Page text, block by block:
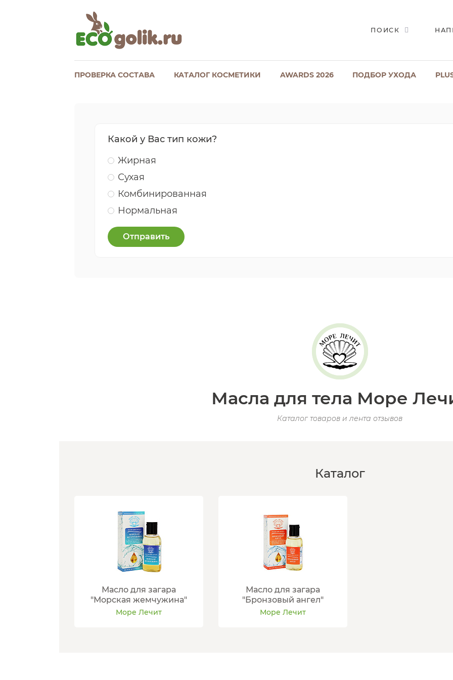
ПОИСК
ПРОВЕРКА СОСТАВА КАТАЛОГ КОСМЕТИКИ AWARDS 2026 ПОДБОР УХОДА
Какой у Вас тип кожи?
Жирная
Сухая
Комбинированная
Нормальная
Отправить
Масла для тела Море
Каталог товаров и лента отзывов
Каталог
Масло для загара
"Морская жемчужина"
Море Лечит
Масло для загара
"Бронзовый ангел"
Море Лечит